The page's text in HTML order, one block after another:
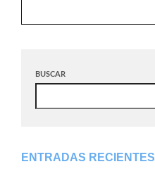
BUSCAR
ENTRADAS RECIENTES